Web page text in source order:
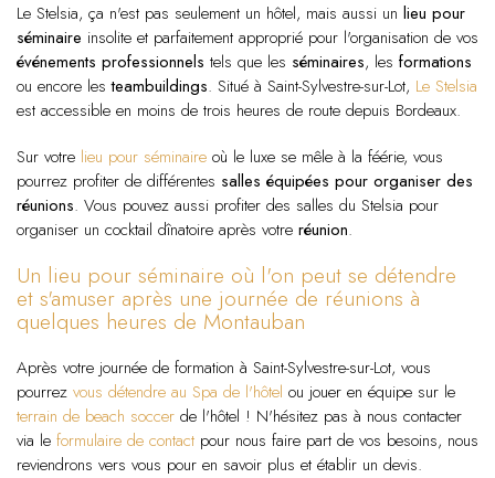
Le Stelsia, ça n'est pas seulement un hôtel, mais aussi un lieu pour
séminaire insolite et parfaitement approprié pour l'organisation de vos
événements professionnels tels que les séminaires, les formations
ou encore lesteambuildings. Situé à Saint-Sylvestre-sur-Lot, Le Stelsia
est accessible en moins de trois heures de route depuis Bordeaux.
Sur votre lieu pour séminaire où le luxe se mêle à la féérie, vous
pourrez profiter de différentes salles équipées pour organiser des
réunions. Vous pouvez aussi profiter des salles du Stelsia pour
organiser un cocktail dînatoire après votre réunion.
Un lieu pour séminaire où l'on peut se détendre
et s'amuser après une journée de réunions à
quelques heures de Montauban
Après votre journée de formation à Saint-Sylvestre-sur-Lot, vous
pourrez vous détendre au Spa de l'hôtel ou jouer en équipe sur le
terrain de beach soccer de l'hôtel ! N'hésitez pas à nous contacter
via le formulaire de contact pour nous faire part de vos besoins, nous
reviendrons vers vous pour en savoir plus et établir un devis.